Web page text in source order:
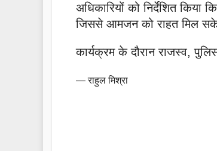
अधिकारियों को निर्देशित किया
जिससे आमजन को राहत मिल
कार्यक्रम के दौरान राजस्व,
— राहुल मिश्रा